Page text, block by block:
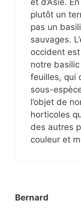
et d’Asie.
plutôt un
pas un
sauvages.
occident est
notre
feuilles, qui
sous-
l’objet de
horticoles
des autres
couleur et
Bernard